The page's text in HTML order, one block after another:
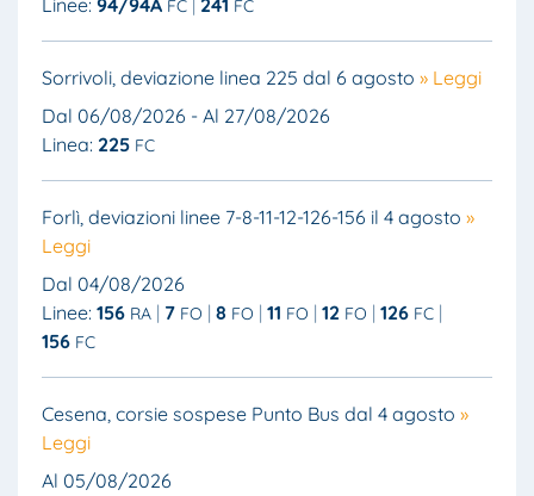
Linee: 94/94A FC 241 FC
Sorrivoli, deviazione linea 225 dal 6 agosto » Leggi
Dal 06/08/2026 - Al 27/08/2026
Linea: 225 FC
Forlì, deviazioni linee 7-8-11-12-126-156 il 4 agosto »
Leggi
Dal 04/08/2026
Linee: 156 RA 7 FO 8 FO 11 FO 12 FO 126 FC
156 FC
Cesena, corsie sospese Punto Bus dal 4 agosto »
Leggi
Al 05/08/2026